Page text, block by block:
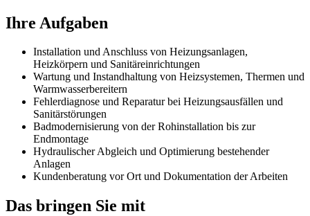
Ihre Aufgaben
Installation und Anschluss von Heizungsanlagen,
Heizkörpern und Sanitäreinrichtungen
Wartung und Instandhaltung von Heizsystemen, Thermen und
Warmwasserbereitern
Fehlerdiagnose und Reparatur bei Heizungsausfällen und
Sanitärstörungen
Badmodernisierung von der Rohinstallation bis zur
Endmontage
Hydraulischer Abgleich und Optimierung bestehender
Anlagen
Kundenberatung vor Ort und Dokumentation der Arbeiten
Das bringen Sie mit